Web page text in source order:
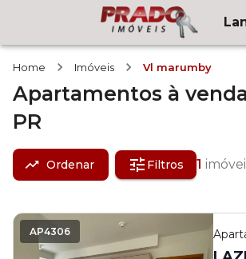
Home Imóveis Vl marumby
Apartamentos à
PR
Ordenar Filtros 1
AP4306